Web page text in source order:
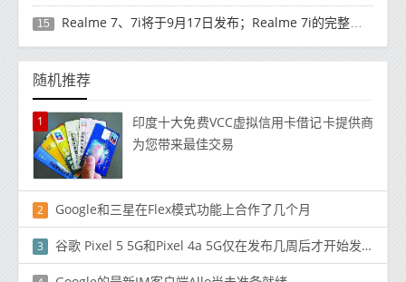
15 Realme 7、7i将于9月17日发布；Realme 7i的完整规格并导致泄漏
随机推荐
1
印度十大免费VCC虚拟信用卡借记卡提供商
为您带来最佳交易
2 Google和三星在Flex模式功能上合作了几个月
3 谷歌 Pixel 5 5G和Pixel 4a 5G仅在发布几周后才开始发货